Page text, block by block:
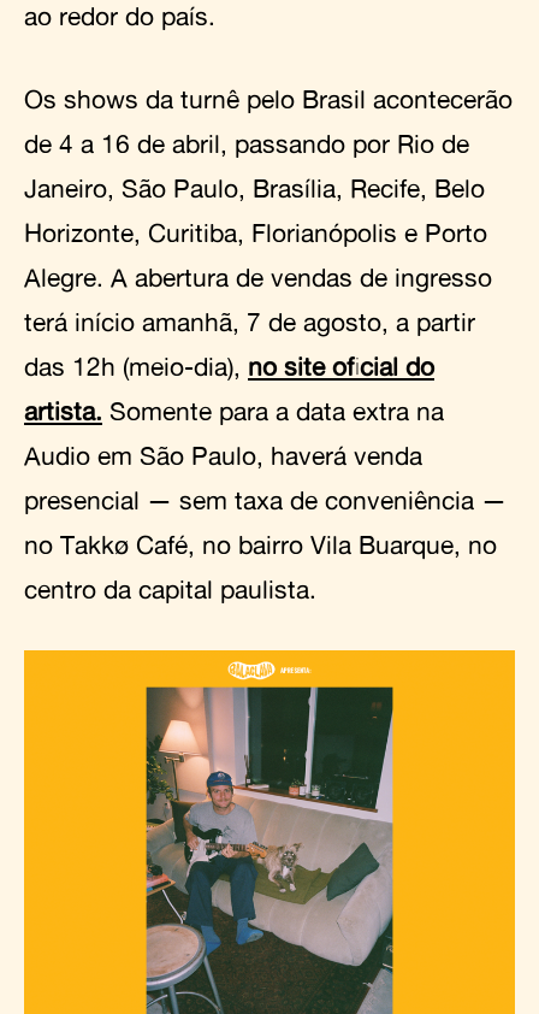
ao redor do país.
Os shows da turnê pelo Brasil acontecerão
de 4 a 16 de abril, passando por Rio de
Janeiro, São Paulo, Brasília, Recife, Belo
Horizonte, Curitiba, Florianópolis e Porto
Alegre. A abertura de vendas de ingresso
terá início amanhã, 7 de agosto, a partir
das 12h (meio-dia), no site oficial do
artista. Somente para a data extra na
Audio em São Paulo, haverá venda
presencial — sem taxa de conveniência —
no Takkø Café, no bairro Vila Buarque, no
centro da capital paulista.